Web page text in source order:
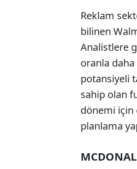
Reklam
bilinen
Analistlere
oranla
potansiyeli
sahip olan
dönemi için
planlama